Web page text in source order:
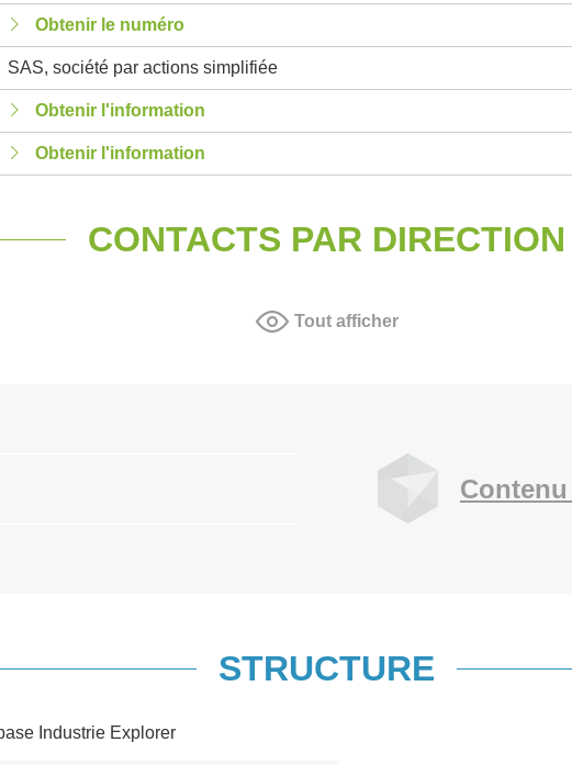
Obtenir le numéro
SAS, société par actions simplifiée
Obtenir l'information
Obtenir l'information
CONTACTS PAR DIRECTION
Tout afficher
STRUCTURE
Industrie Explorer